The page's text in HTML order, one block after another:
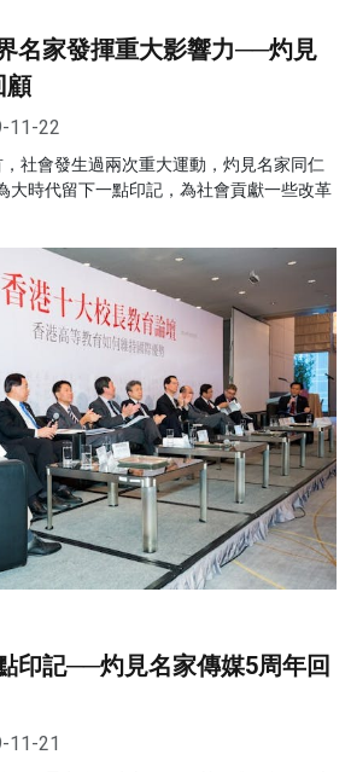
名家發揮重大影響力──灼見
顧
11-22
社會發生過兩次重大運動，灼見名家同仁
大時代留下一點印記，為社會貢獻一些改革
印記──灼見名家傳媒5周年回
11-21